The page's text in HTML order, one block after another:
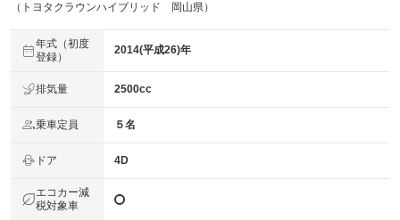
（トヨタクラウンハイブリッド 岡山県）
年式（初度
登録）
2014(平成26)年
排気量 2500cc
乗車定員 ５名
ドア 4D
エコカー減
税対象車